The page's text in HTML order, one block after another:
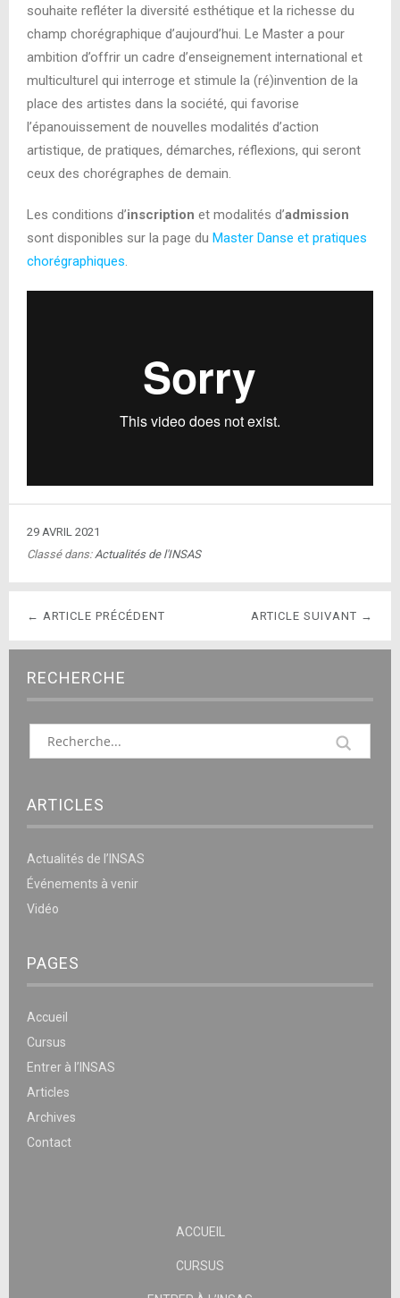
souhaite refléter la diversité esthétique et la richesse du
champ chorégraphique d’aujourd’hui. Le Master a pour
ambition d’offrir un cadre d’enseignement international et
multiculturel qui interroge et stimule la (ré)invention de la
place des artistes dans la société, qui favorise
l’épanouissement de nouvelles modalités d’action
artistique, de pratiques, démarches, réflexions, qui seront
ceux des chorégraphes de demain.
Les conditions d’inscription et modalités d’admission
sont disponibles sur la page du Master Danse et pratiques
chorégraphiques.
29 AVRIL 2021
Classé dans:Actualités de l'INSAS
ARTICLE SUIVANT →
← ARTICLE PRÉCÉDENT
RECHERCHE
ARTICLES
Actualités de l’INSAS
Événements à venir
Vidéo
PAGES
Accueil
Cursus
Entrer à l’INSAS
Articles
Archives
Contact
ACCUEIL
CURSUS